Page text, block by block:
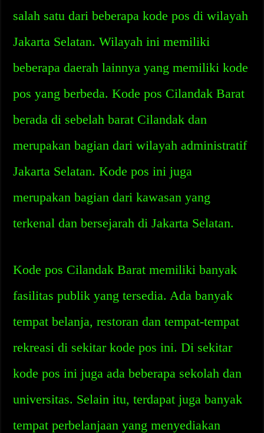
salah satu dari beberapa kode pos di wilayah
Jakarta Selatan. Wilayah ini memiliki
beberapa daerah lainnya yang memiliki kode
pos yang berbeda. Kode pos Cilandak Barat
berada di sebelah barat Cilandak dan
merupakan bagian dari wilayah administratif
Jakarta Selatan. Kode pos ini juga
merupakan bagian dari kawasan yang
terkenal dan bersejarah di Jakarta Selatan.
Kode pos Cilandak Barat memiliki banyak
fasilitas publik yang tersedia. Ada banyak
tempat belanja, restoran dan tempat-tempat
rekreasi di sekitar kode pos ini. Di sekitar
kode pos ini juga ada beberapa sekolah dan
universitas. Selain itu, terdapat juga banyak
tempat perbelanjaan yang menyediakan